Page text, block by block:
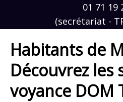
01 71 19
(secrétariat -
Habitants de
Découvrez les
voyance DOM